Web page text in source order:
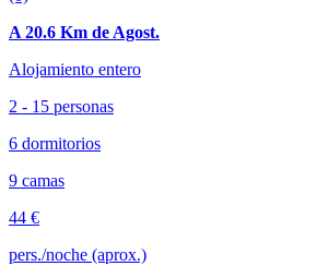
A 20.6 Km de Agost.
Alojamiento entero
2 - 15 personas
6 dormitorios
9 camas
44 €
pers./noche (aprox.)